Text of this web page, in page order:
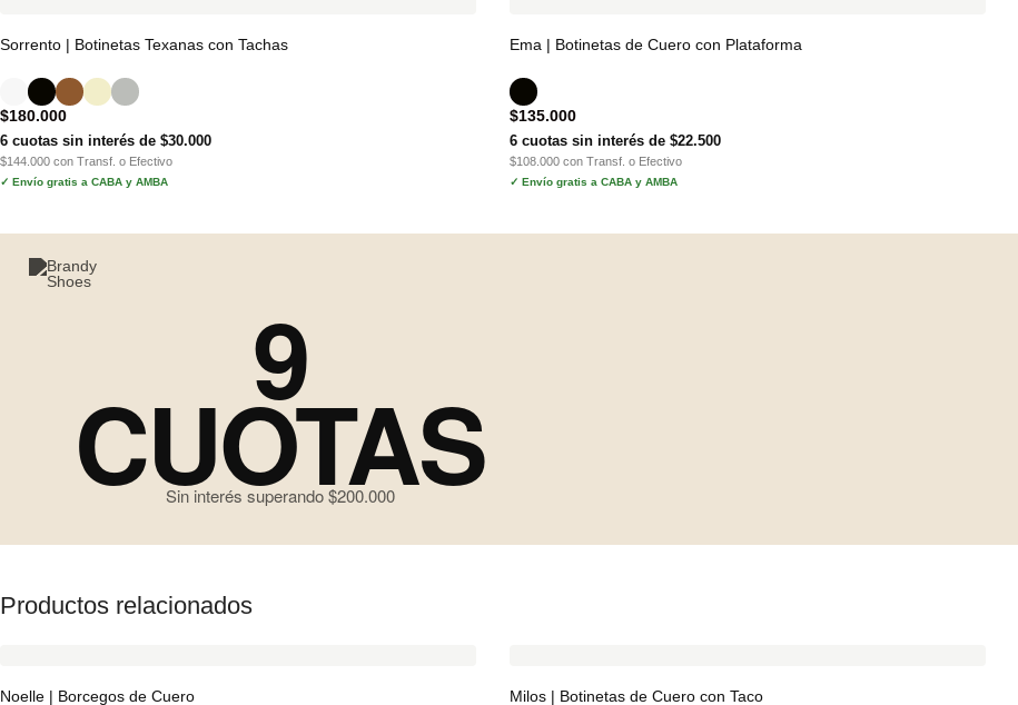
Sorrento | Botinetas Texanas con Tachas
$180.000
6 cuotas sin interés de $30.000
$144.000 con Transf. o Efectivo
✓ Envío gratis a CABA y AMBA
Ema | Botinetas de Cuero con Plataforma
$135.000
6 cuotas sin interés de $22.500
$108.000 con Transf. o Efectivo
✓ Envío gratis a CABA y AMBA
9
CUOTAS
Sin interés superando $200.000
Productos relacionados
Noelle | Borcegos de Cuero Milos | Botinetas de Cuero con Taco